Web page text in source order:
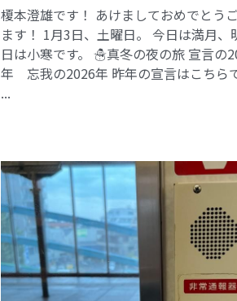
榎本澄雄です！ あけましておめでとう
ます！ 1月3日、土曜日。 今日は満月、
日は小寒です。 ☃️真冬の夜の旅 宣言の
年 忘我の2026年​ 昨年の宣言はこちら
...